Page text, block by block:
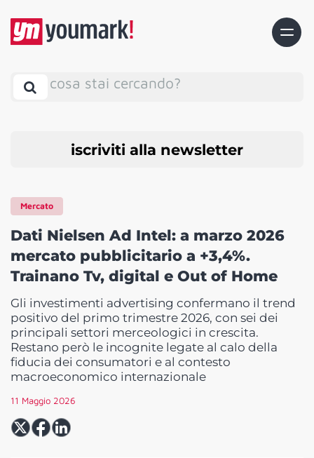
cosa stai cercando?
iscriviti alla newsletter
Mercato
Dati Nielsen Ad Intel: a marzo 2026
mercato pubblicitario a +3,4%.
Trainano Tv, digital e Out of Home
Gli investimenti advertising confermano il trend
positivo del primo trimestre 2026, con sei dei
principali settori merceologici in crescita.
Restano però le incognite legate al calo della
fiducia dei consumatori e al contesto
macroeconomico internazionale
11 Maggio 2026